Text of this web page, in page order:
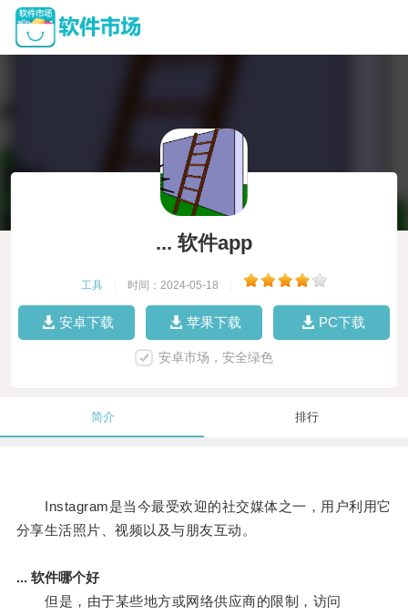
... 软件app
工具 时间：2024-05-18
安卓下载 苹果下载 PC下载
安卓市场，安全绿色
简介 排行
Instagram是当今最受欢迎的社交媒体之一，用户利用它
分享生活照片、视频以及与朋友互动。
... 软件哪个好
但是，由于某些地方或网络供应商的限制，访问